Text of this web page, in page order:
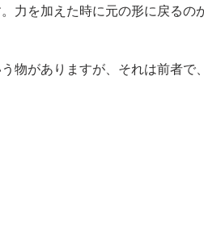
力を加えた時に元の形に戻るの
物がありますが、それは前者で